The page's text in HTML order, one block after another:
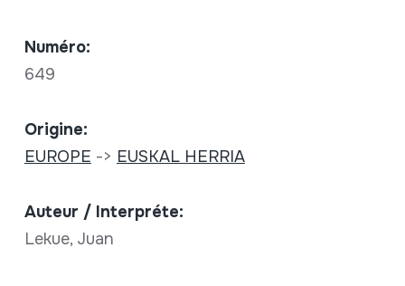
Numéro:
649
Origine:
EUROPE -> EUSKAL HERRIA
Auteur / Interpréte:
Lekue, Juan